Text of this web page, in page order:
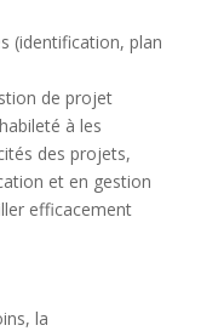
(identification, plan
de projet
à les
des projets,
et en gestion
efficacement
la